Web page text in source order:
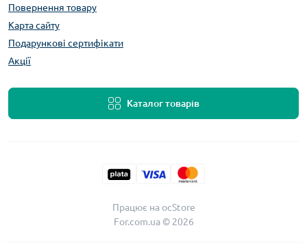
Повернення товару
Карта сайту
Подарункові сертифікати
Акції
Каталог товарів
Працює наocStore
For.com.ua © 2026